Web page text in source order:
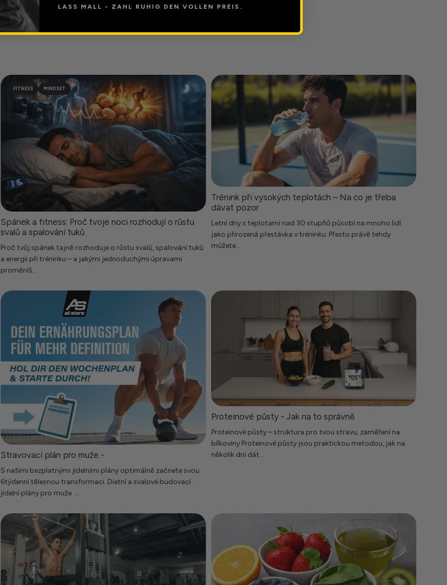
FITNESS MINDSET
Spánek a fitness: Proč tvoje noci rozhodují o růstu
svalů a spalování tuků
Proč tvůj spánek tajně rozhoduje o růstu svalů, spalování tuků
a energii při tréninku – a jakými jednoduchými úpravami
proměníš...
Trénink při vysokých teplotách – Na co je třeba
dávat pozor
Letní dny s teplotami nad 30 stupňů působí na mnoho lidí
jako přirozená přestávka v tréninku. Přesto právě tehdy
můžete...
Stravovací plán pro muže -
S našimi bezplatnými jídelními plány optimálně začnete svou
6týdenní tělesnou transformaci. Dietní a svalové budovací
jídelní plány pro muže ...
Proteinové půsty - Jak na to správně
Proteinové půsty – struktura pro tvou stravu, zaměření na
bílkoviny Proteinové půsty jsou praktickou metodou, jak na
několik dní dát...
LASS MALL - ZAHL RUHIG DEN VOLLEN PREIS.